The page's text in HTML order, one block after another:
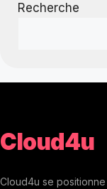
Recherche
Cloud4u
Cloud4u se